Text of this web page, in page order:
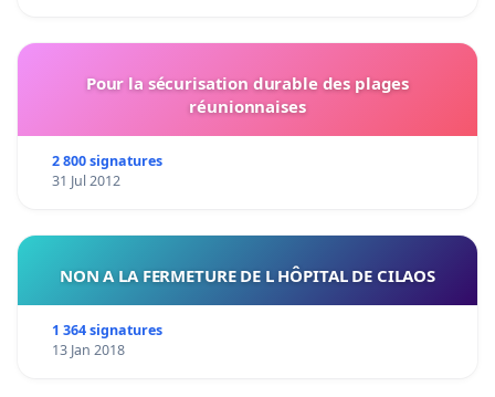
Pour la sécurisation durable des plages
réunionnaises
2 800 signatures
31 Jul 2012
NON A LA FERMETURE DE L HÔPITAL DE CILAOS
1 364 signatures
13 Jan 2018